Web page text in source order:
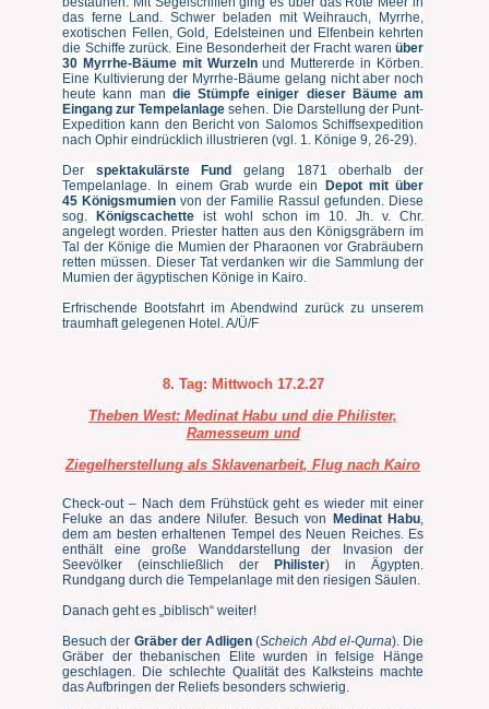
das ferne Land. Schwer beladen mit Weihrauch, Myrrhe,
exotischen Fellen, Gold, Edelsteinen und Elfenbein kehrten
die Schiffe zurück. Eine Besonderheit der Fracht waren über
30 Myrrhe-Bäume mit Wurzelnund Muttererde in Körben.
Eine Kultivierung der Myrrhe-Bäume gelang nicht aber noch
heute kann man die Stümpfe einiger dieser Bäume am
Eingang zur Tempelanlage sehen. Die Darstellung der Punt-
Expedition kann den Bericht von Salomos Schiffsexpedition
nach Ophir eindrücklich illustrieren (vgl. 1. Könige 9, 26-29).
Der spektakulärste Fund gelang 1871 oberhalb der
Tempelanlage. In einem Grab wurde ein Depot mit über
45 Königsmumien von der Familie Rassul gefunden. Diese
sog. Königscachetteist wohl schon im 10. Jh. v. Chr.
angelegt worden. Priester hatten aus den Königsgräbern im
Tal der Könige die Mumien der Pharaonen vor Grabräubern
retten müssen. Dieser Tat verdanken wir die Sammlung der
Mumien der ägyptischen Könige in Kairo.
Erfrischende Bootsfahrt im Abendwind zurück zu unserem
traumhaft gelegenen Hotel. A/Ü/F
8. Tag: Mittwoch 17.2.27
Theben West: Medinat Habu und die Philister,
Ramesseum und
Ziegelherstellung als Sklavenarbeit, Flug nach Kairo
Check-out – Nach dem Frühstück geht es wieder mit einer
Feluke an das andere Nilufer. Besuch von
Medinat Habu,
dem am besten erhaltenen Tempel des Neuen Reiches. Es
enthält eine große Wanddarstellung der Invasion der
Seevölker (einschließlich der
Philister) in Ägypten.
Rundgang durch die Tempelanlage mit den riesigen Säulen.
Danach geht es „biblisch“ weiter!
Besuch der Gräber der Adligen (Scheich Abd el-Qurna). Die
Gräber der thebanischen Elite wurden in felsige Hänge
geschlagen. Die schlechte Qualität des Kalksteins machte
das Aufbringen der Reliefs besonders schwierig.